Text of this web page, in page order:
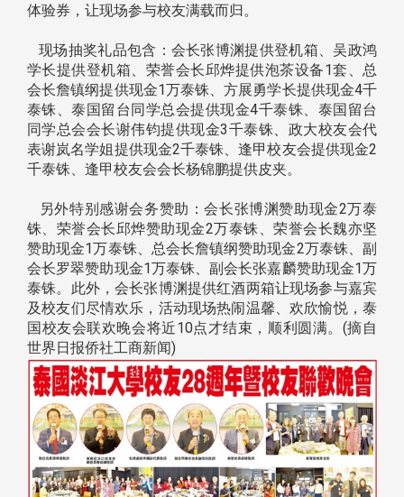
体验券，让现场参与校友满载而归。
现场抽奖礼品包含：会长张博渊提供登机箱、吴政鸿
学长提供登机箱、荣誉会长邱烨提供泡茶设备1套、总
会长詹镇纲提供现金1万泰铢、方展勇学长提供现金4千
泰铢、泰国留台同学总会提供现金4千泰铢、泰国留台
同学总会会长谢伟钧提供现金3千泰铢、政大校友会代
表谢岚名学姐提供现金2千泰铢、逢甲校友会提供现金2
千泰铢、逢甲校友会会长杨锦鹏提供皮夹。
另外特别感谢会务赞助：会长张博渊赞助现金2万泰
铢、荣誉会长邱烨赞助现金2万泰铢、荣誉会长魏亦坚
赞助现金1万泰铢、总会长詹镇纲赞助现金2万泰铢、副
会长罗翠赞助现金1万泰铢、副会长张嘉麟赞助现金1万
泰铢。此外，会长张博渊提供红酒两箱让现场参与嘉宾
及校友们尽情欢乐，活动现场热闹温馨、欢欣愉悦，泰
国校友会联欢晚会将近10点才结束，顺利圆满。(摘自
世界日报侨社工商新闻)